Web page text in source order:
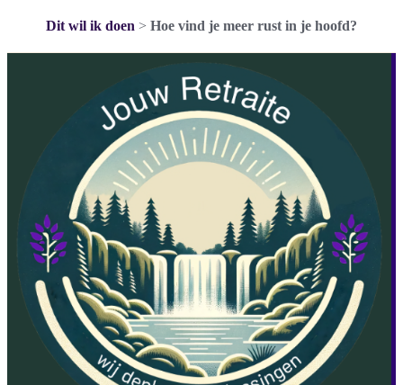
Dit wil ik doen > Hoe vind je meer rust in je hoofd?